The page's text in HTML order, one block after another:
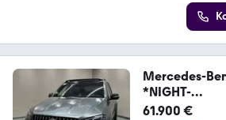
Mercedes-
*NIGHT-
61.900 €